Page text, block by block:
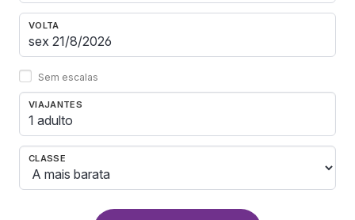
VOLTA
Sem escalas
VIAJANTES
1 adulto
CLASSE